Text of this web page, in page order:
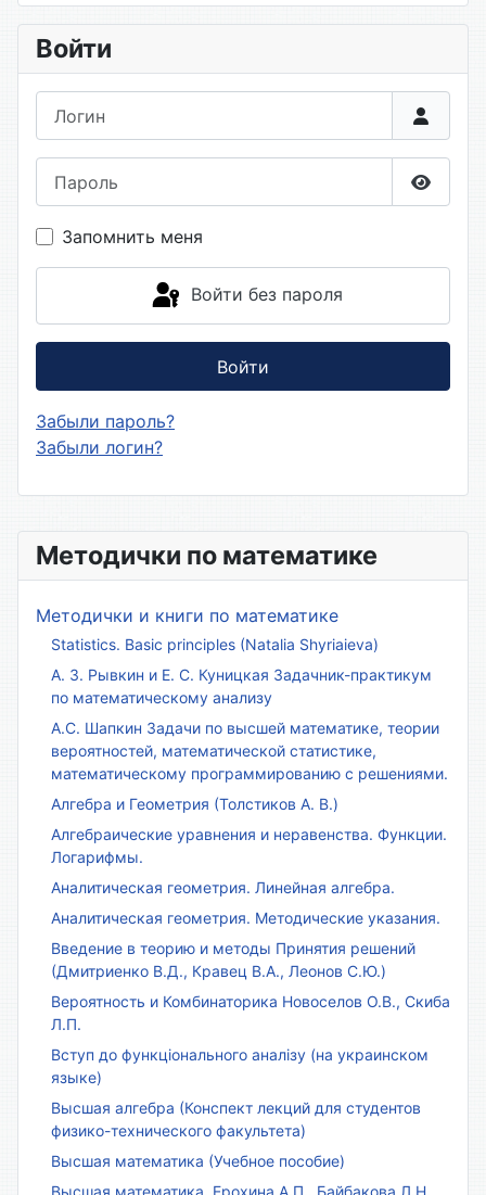
Методички по математике
Методички и книги по математике
Statistics. Basic principles (Natalia Shyriaieva)
А. З. Рывкин и Е. С. Куницкая Задачник-практикум
по математическому анализу
А.С. Шапкин Задачи по высшей математике, теории
вероятностей, математической статистике,
математическому программированию с решениями.
Алгебра и Геометрия (Толстиков А. В.)
Алгебраические уравнения и неравенства. Функции.
Логарифмы.
Аналитическая геометрия. Линейная алгебра.
Аналитическая геометрия. Методические указания.
Введение в теорию и методы Принятия решений
(Дмитриенко В.Д., Кравец В.А., Леонов С.Ю.)
Вероятность и Комбинаторика Новоселов О.В., Скиба
Л.П.
Вступ до функціонального аналізу (на украинском
языке)
Высшая алгебра (Конспект лекций для студентов
физико-технического факультета)
Высшая математика (Учебное пособие)
Высшая математика. Ерохина А.П., Байбакова Л.Н.
Войти
Запомнить меня
Войти без пароля
Войти
Забыли пароль?
Забыли логин?